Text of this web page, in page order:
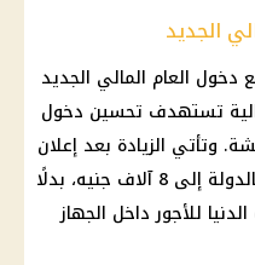
الجديد
دخول العام المالي الجديد
حزمة مالية تستهدف تحسين دخول
وتأتي الزيادة بعد إعلان
رفع الحد الأدنى للدخل للعاملين بالدولة إلى 8 آلاف جنيه، بدلًا
الجهاز